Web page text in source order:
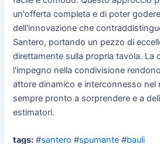
un'offerta completa e di poter
dell'innovazione che
Santero, portando un pezzo di
direttamente sulla propria tavola. La
l'impegno nella condivisione
attore dinamico e interconnesso nel
sempre pronto a sorprendere e a
estimatori.
tags: #santero #spumante #bauli